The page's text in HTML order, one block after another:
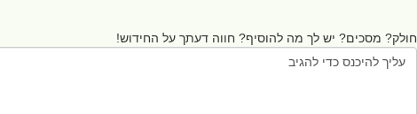
חולק? מסכים? יש לך מה להוסיף? חווה דעתך על החידוש!